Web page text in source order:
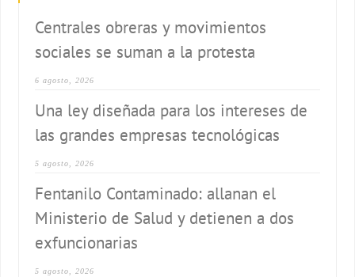
Centrales obreras y movimientos
sociales se suman a la protesta
6 agosto, 2026
Una ley diseñada para los intereses de
las grandes empresas tecnológicas
5 agosto, 2026
Fentanilo Contaminado: allanan el
Ministerio de Salud y detienen a dos
exfuncionarias
5 agosto, 2026